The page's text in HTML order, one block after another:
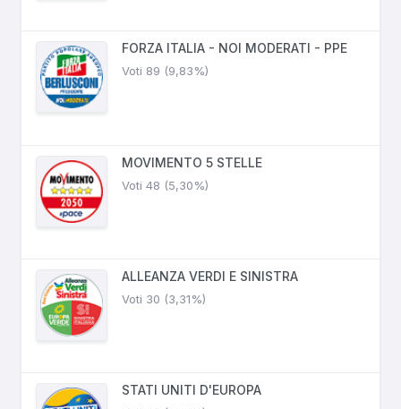
FORZA ITALIA - NOI MODERATI - PPE
Voti 89 (9,83%)
MOVIMENTO 5 STELLE
Voti 48 (5,30%)
ALLEANZA VERDI E SINISTRA
Voti 30 (3,31%)
STATI UNITI D'EUROPA